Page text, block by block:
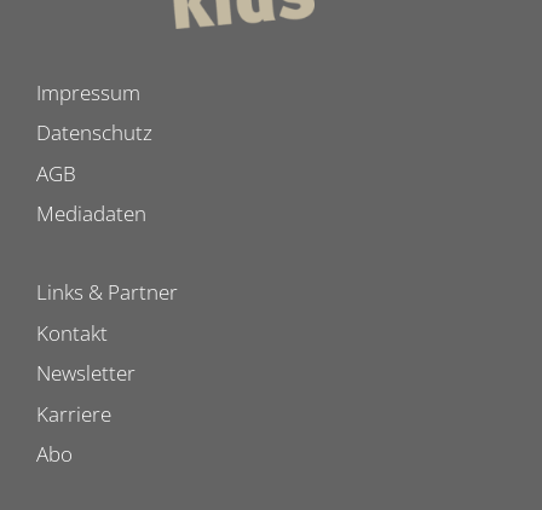
Impressum
Datenschutz
AGB
Mediadaten
Links & Partner
Kontakt
Newsletter
Karriere
Abo